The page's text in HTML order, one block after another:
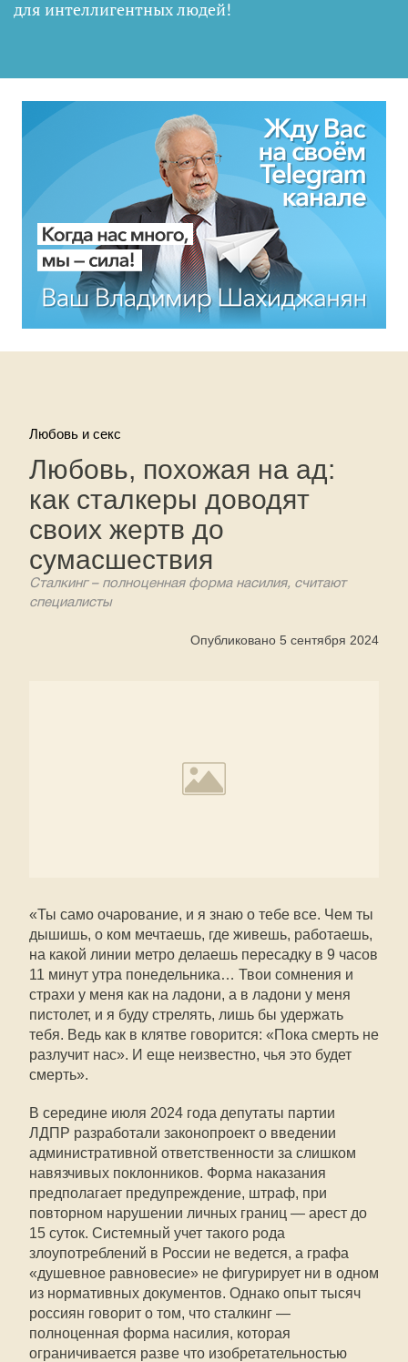
для интеллигентных людей!
Любовь и секс
Любовь, похожая на ад:
как сталкеры доводят
своих жертв до
сумасшествия
Сталкинг – полноценная форма насилия, считают
специалисты
Опубликовано 5 сентября 2024
«Ты само очарование, и я знаю о тебе все. Чем ты
дышишь, о ком мечтаешь, где живешь, работаешь,
на какой линии метро делаешь пересадку в 9 часов
11 минут утра понедельника… Твои сомнения и
страхи у меня как на ладони, а в ладони у меня
пистолет, и я буду стрелять, лишь бы удержать
тебя. Ведь как в клятве говорится: «Пока смерть не
разлучит нас». И еще неизвестно, чья это будет
смерть».
В середине июля 2024 года депутаты партии
ЛДПР разработали законопроект о введении
административной ответственности за слишком
навязчивых поклонников. Форма наказания
предполагает предупреждение, штраф, при
повторном нарушении личных границ — арест до
15 суток. Системный учет такого рода
злоупотреблений в России не ведется, а графа
«душевное равновесие» не фигурирует ни в одном
из нормативных документов. Однако опыт тысяч
россиян говорит о том, что сталкинг —
полноценная форма насилия, которая
ограничивается разве что изобретательностью